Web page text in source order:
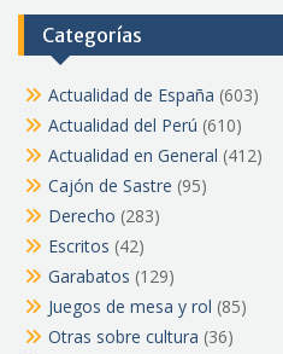
Categorías
Actualidad de España (603)
Actualidad del Perú (610)
Actualidad en General (412)
Cajón de Sastre (95)
Derecho (283)
Escritos (42)
Garabatos (129)
Juegos de mesa y rol (85)
Otras sobre cultura (36)